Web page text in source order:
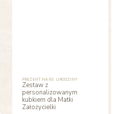
PREZENT NA 60. URODZINY
Zestaw z
personalizowanym
kubkiem dla Matki
Założycielki